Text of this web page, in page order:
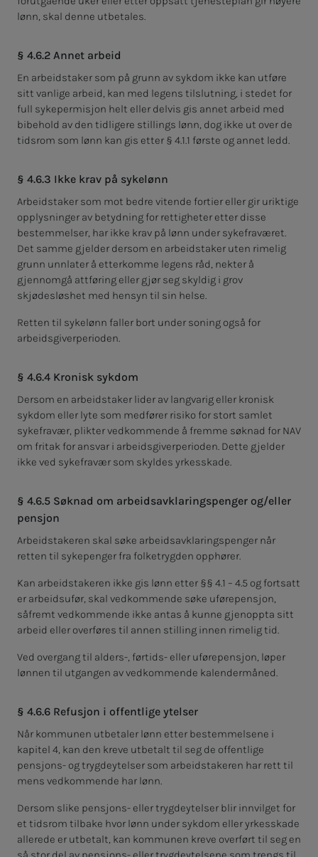
lønn, skal denne utbetales.
§ 4.6.2 Annet arbeid
En arbeidstaker som på grunn av sykdom ikke kan utføre
sitt vanlige arbeid, kan med legens tilslutning, i stedet for
full sykepermisjon helt eller delvis gis annet arbeid med
bibehold av den tidligere stillings lønn, dog ikke ut over de
tidsrom som lønn kan gis etter § 4.1.1 første og annet ledd.
§ 4.6.3 Ikke krav på sykelønn
Arbeidstaker som mot bedre vitende fortier eller gir uriktige
opplysninger av betydning for rettigheter etter disse
bestemmelser, har ikke krav på lønn under sykefraværet.
Det samme gjelder dersom en arbeidstaker uten rimelig
grunn unnlater å etterkomme legens råd, nekter å
gjennomgå attføring eller gjør seg skyldig i grov
skjødesløshet med hensyn til sin helse.
Retten til sykelønn faller bort under soning også for
arbeidsgiverperioden.
§ 4.6.4 Kronisk sykdom
Dersom en arbeidstaker lider av langvarig eller kronisk
sykdom eller lyte som medfører risiko for stort samlet
sykefravær, plikter vedkommende å fremme søknad for NAV
om fritak for ansvar i arbeidsgiverperioden. Dette gjelder
ikke ved sykefravær som skyldes yrkesskade.
§ 4.6.5 Søknad om arbeidsavklaringspenger og/eller
pensjon
Arbeidstakeren skal søke arbeidsavklaringspenger når
retten til sykepenger fra folketrygden opphører.
Kan arbeidstakeren ikke gis lønn etter §§ 4.1 – 4.5 og fortsatt
er arbeidsufør, skal vedkommende søke uførepensjon,
såfremt vedkommende ikke antas å kunne gjenoppta sitt
arbeid eller overføres til annen stilling innen rimelig tid.
Ved overgang til alders-, førtids- eller uførepensjon, løper
lønnen til utgangen av vedkommende kalendermåned.
§ 4.6.6 Refusjon i offentlige ytelser
Når kommunen utbetaler lønn etter bestemmelsene i
kapitel 4, kan den kreve utbetalt til seg de offentlige
pensjons- og trygdeytelser som arbeidstakeren har rett til
mens vedkommende har lønn.
Dersom slike pensjons- eller trygdeytelser blir innvilget for
et tidsrom tilbake hvor lønn under sykdom eller yrkesskade
allerede er utbetalt, kan kommunen kreve overført til seg en